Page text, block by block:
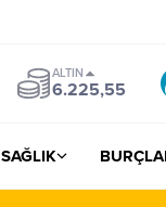
ALTIN
6.225,55
SAĞLIK